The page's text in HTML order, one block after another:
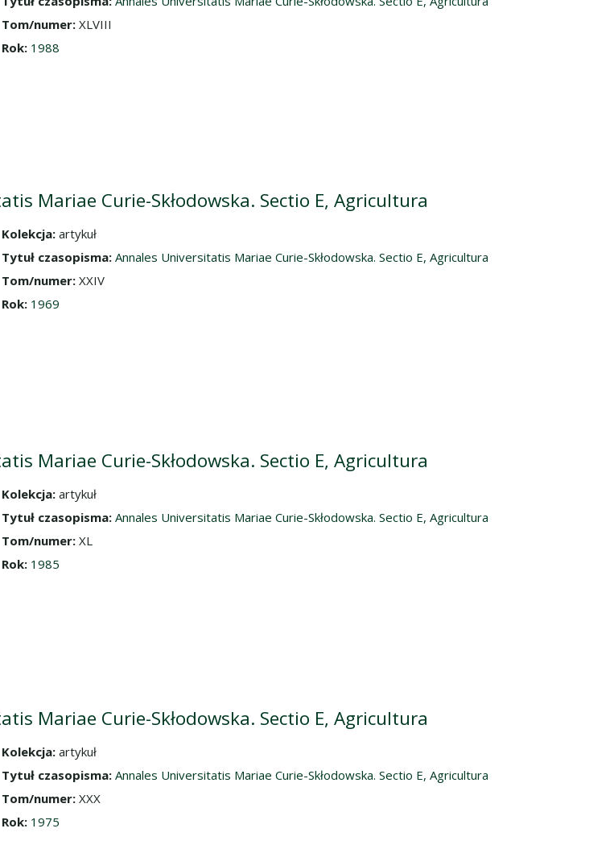
Tom/numer: XLVIII
Rok: 1988
Mariae Curie-Skłodowska. Sectio E, Agricultura
Kolekcja: artykuł
Tytuł czasopisma: Annales Universitatis Mariae Curie-Skłodowska. Sectio E, Agricultura
Tom/numer: XXIV
Rok: 1969
Mariae Curie-Skłodowska. Sectio E, Agricultura
Kolekcja: artykuł
Tytuł czasopisma: Annales Universitatis Mariae Curie-Skłodowska. Sectio E, Agricultura
Tom/numer: XL
Rok: 1985
Mariae Curie-Skłodowska. Sectio E, Agricultura
Kolekcja: artykuł
Tytuł czasopisma: Annales Universitatis Mariae Curie-Skłodowska. Sectio E, Agricultura
Tom/numer: XXX
Rok: 1975